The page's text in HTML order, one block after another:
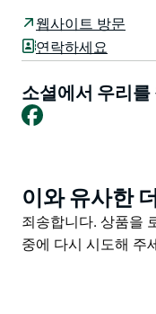
다양한 홈메이드 베
안히 앉아 아침 햇살
스패너맨 에스프레
게 위치해 있습니다.
웹사이트 방문
연락하세요
소셜에서 우리를
Facebook
Product
List
이와 유사한
Product
List
죄송합니다. 상품을
중에 다시 시도해 주